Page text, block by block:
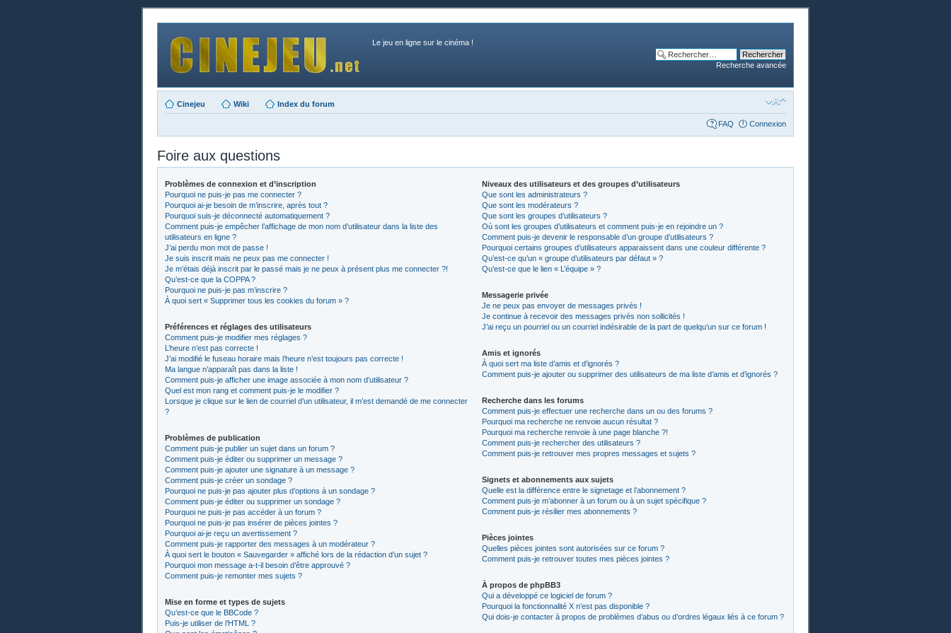
Le jeu en ligne sur le cinéma !
Recherche avancée
Cinejeu Wiki Index du forum
FAQ Connexion
Foire aux questions
Problèmes de connexion et d’inscription
Pourquoi ne puis-je pas me connecter ?
Pourquoi ai-je besoin de m’inscrire, après tout ?
Pourquoi suis-je déconnecté automatiquement ?
Comment puis-je empêcher l’affichage de mon nom d’utilisateur dans la liste des
utilisateurs en ligne ?
J’ai perdu mon mot de passe !
Je suis inscrit mais ne peux pas me connecter !
Je m’étais déjà inscrit par le passé mais je ne peux à présent plus me connecter ?!
Qu’est-ce que la COPPA ?
Pourquoi ne puis-je pas m’inscrire ?
À quoi sert « Supprimer tous les cookies du forum » ?
Préférences et réglages des utilisateurs
Comment puis-je modifier mes réglages ?
L’heure n’est pas correcte !
J’ai modifié le fuseau horaire mais l’heure n’est toujours pas correcte !
Ma langue n’apparaît pas dans la liste !
Comment puis-je afficher une image associée à mon nom d’utilisateur ?
Quel est mon rang et comment puis-je le modifier ?
Lorsque je clique sur le lien de courriel d’un utilisateur, il m’est demandé de me connecter
?
Problèmes de publication
Comment puis-je publier un sujet dans un forum ?
Comment puis-je éditer ou supprimer un message ?
Comment puis-je ajouter une signature à un message ?
Comment puis-je créer un sondage ?
Pourquoi ne puis-je pas ajouter plus d’options à un sondage ?
Comment puis-je éditer ou supprimer un sondage ?
Pourquoi ne puis-je pas accéder à un forum ?
Pourquoi ne puis-je pas insérer de pièces jointes ?
Pourquoi ai-je reçu un avertissement ?
Comment puis-je rapporter des messages à un modérateur ?
À quoi sert le bouton « Sauvegarder » affiché lors de la rédaction d’un sujet ?
Pourquoi mon message a-t-il besoin d’être approuvé ?
Comment puis-je remonter mes sujets ?
Mise en forme et types de sujets
Qu’est-ce que le BBCode ?
Puis-je utiliser de l’HTML ?
Niveaux des utilisateurs et des groupes d’utilisateurs
Que sont les administrateurs ?
Que sont les modérateurs ?
Que sont les groupes d’utilisateurs ?
Où sont les groupes d’utilisateurs et comment puis-je en rejoindre un ?
Comment puis-je devenir le responsable d’un groupe d’utilisateurs ?
Pourquoi certains groupes d’utilisateurs apparaissent dans une couleur différente ?
Qu’est-ce qu’un « groupe d’utilisateurs par défaut » ?
Qu’est-ce que le lien « L’équipe » ?
Messagerie privée
Je ne peux pas envoyer de messages privés !
Je continue à recevoir des messages privés non sollicités !
J’ai reçu un pourriel ou un courriel indésirable de la part de quelqu’un sur ce forum !
Amis et ignorés
À quoi sert ma liste d’amis et d’ignorés ?
Comment puis-je ajouter ou supprimer des utilisateurs de ma liste d’amis et d’ignorés ?
Recherche dans les forums
Comment puis-je effectuer une recherche dans un ou des forums ?
Pourquoi ma recherche ne renvoie aucun résultat ?
Pourquoi ma recherche renvoie à une page blanche ?!
Comment puis-je rechercher des utilisateurs ?
Comment puis-je retrouver mes propres messages et sujets ?
Signets et abonnements aux sujets
Quelle est la différence entre le signetage et l’abonnement ?
Comment puis-je m’abonner à un forum ou à un sujet spécifique ?
Comment puis-je résilier mes abonnements ?
Pièces jointes
Quelles pièces jointes sont autorisées sur ce forum ?
Comment puis-je retrouver toutes mes pièces jointes ?
À propos de phpBB3
Qui a développé ce logiciel de forum ?
Pourquoi la fonctionnalité X n’est pas disponible ?
Qui dois-je contacter à propos de problèmes d’abus ou d’ordres légaux liés à ce forum ?